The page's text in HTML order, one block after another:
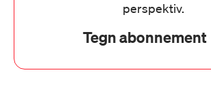
perspektiv.
Tegn abonnement